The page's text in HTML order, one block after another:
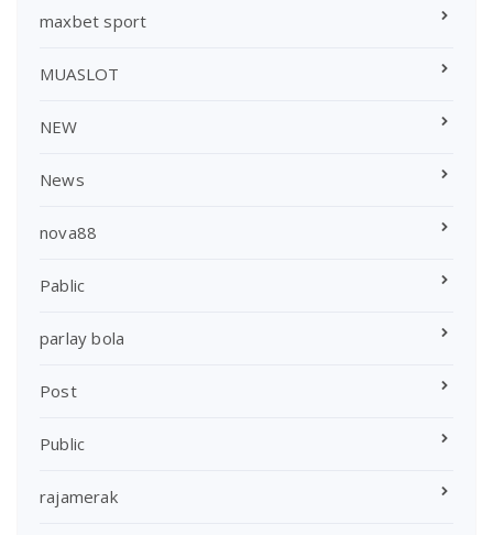
maxbet sport
MUASLOT
NEW
News
nova88
Pablic
parlay bola
Post
Public
rajamerak